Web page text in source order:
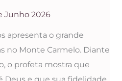
Dia
11
de
Junho 2026
apresenta o grande
no Monte Carmelo. Diante
o profeta mostra que